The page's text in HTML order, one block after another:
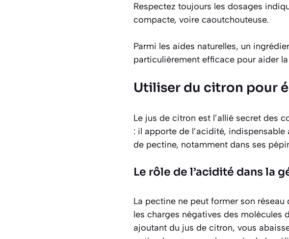
Respectez toujours les dosages
compacte, voire caoutchouteuse.
Parmi les aides naturelles, un
particulièrement efficace pour aider
Utiliser du citron pour
Le jus de citron est l’allié secret des
: il apporte de l’acidité,
de pectine, notamment dans ses
Le rôle de l’acidité dans la
La pectine ne peut former son réseau
les charges négatives des molécules
ajoutant du jus de citron, vous